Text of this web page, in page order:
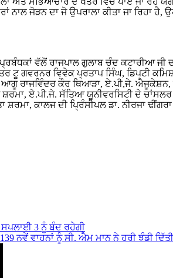
ਨਾਲ ਜੋੜਨ ਦਾ ਜੋ ਉਪਰਾਲਾ ਕੀਤਾ ਜਾ ਰਿਹਾ
ਵੱਲੋਂ ਰਾਜਪਾਲ ਗੁਲਾਬ ਚੰਦ ਕਟਾਰੀਆ ਜੀ
ਟੂ ਗਵਰਨਰ ਵਿਵੇਕ ਪ੍ਰਤਾਪ ਸਿੰਘ, ਡਿਪਟੀ
ਰਾਜਵਿੰਦਰ ਕੌਰ ਥਿਆੜਾ, ਏ.ਪੀ,ਜੇ.
ਏ.ਪੀ.ਜੇ. ਸੱਤਿਆ ਯੂਨੀਵਰਸਿਟੀ ਦੇ
ਸ਼ਰਮਾ, ਕਾਲਜ ਦੀ ਪ੍ਰਿੰਸੀਪਲ ਡਾ. ਨੀਰਜਾ
ਸਪਲਾਈ 3 ਨੂੰ ਬੰਦ ਰਹੇਗੀ
ਨਵੇਂ ਵਾਹਨਾਂ ਨੂੰ ਸੀ. ਐਮ ਮਾਨ ਨੇ ਹਰੀ ਝੰਡੀ ਦਿੱਤੀ